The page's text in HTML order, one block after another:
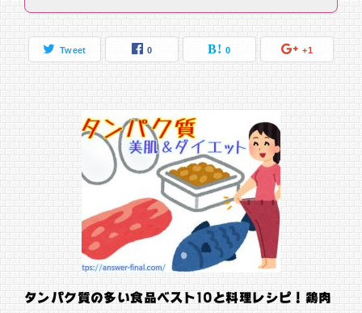
Tweet 0 0 +1
タンパク質の多い食品ベスト10と料理レシピ！鶏肉